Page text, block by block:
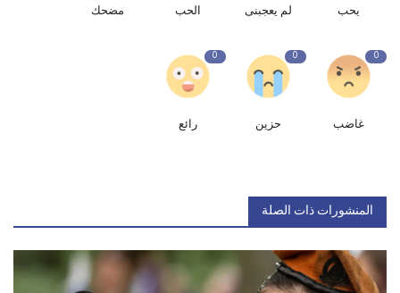
يحب لم يعجبنى الحب مضحك
0
غاضب
0
حزين
0
رائع
المنشورات ذات الصلة